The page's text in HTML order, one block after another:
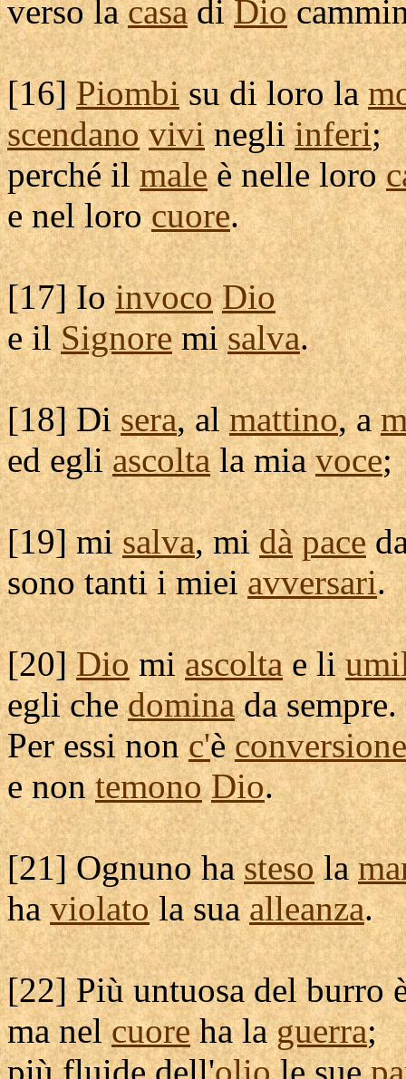
verso lacasadiDio
[16]Piombisu di loro la
scendano vivinegliinferi;
perché ilmaleè nelle loro
e nel lorocuore.
[17] Ioinvoco Dio
e ilSignoremisalva.
[18] Disera, almattino, a
ed egliascoltala miavoce;
[19] misalva, midà pace
sono tanti i mieiavversari.
[20]Diomiascoltae li
egli chedominada sempre.
Per essi nonc'èconversione
e nontemono Dio.
[21] Ognuno hastesola
haviolatola suaalleanza.
[22] Piùuntuosadelburro
ma nelcuoreha laguerra;